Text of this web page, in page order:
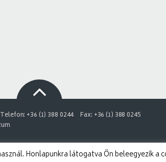
Telefon: +36 (1) 388 0244
Fax: +36 (1) 388 0245
Honlapunkra látogatva Ön beleegyezik a